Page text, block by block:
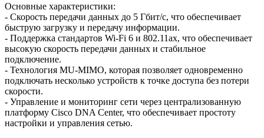
Основные характеристики:
- Скорость передачи данных до 5 Гбит/с, что обеспечивает
быструю загрузку и передачу информации.
- Поддержка стандартов Wi-Fi 6 и 802.11ax, что обеспечивает
высокую скорость передачи данных и стабильное
подключение.
- Технология MU-MIMO, которая позволяет одновременно
подключать несколько устройств к точке доступа без потери
скорости.
- Управление и мониторинг сети через централизованную
платформу Cisco DNA Center, что обеспечивает простоту
настройки и управления сетью.